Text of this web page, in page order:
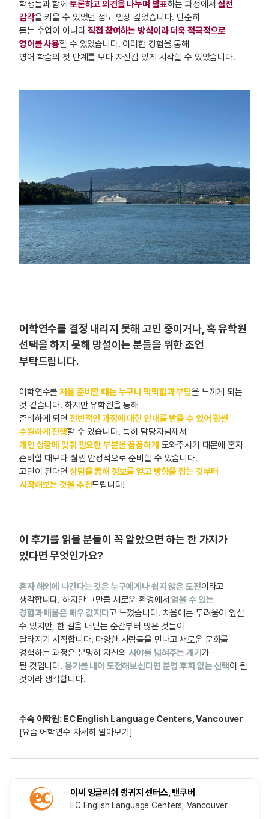
학생들과 함께 토론하고 의견을 나누며 발표하는 과정에서 실전
감각을 키울 수 있었던 점도 인상 깊었습니다. 단순히
듣는 수업이 아니라직접 참여하는 방식이라 더욱 적극적으로
영어를 사용할 수 있었습니다. 이러한 경험을 통해
영어 학습의 첫 단계를 보다 자신감 있게 시작할 수 있었습니다.
어학연수를 결정 내리지 못해 고민 중이거나, 혹 유학원
선택을 하지 못해 망설이는 분들을 위한 조언
부탁드립니다.
어학연수를 처음 준비할 때는 누구나 막막함과 부담을 느끼게 되는
것 같습니다. 하지만 유학원을 통해
준비하게 되면 전반적인 과정에 대한 안내를 받을 수 있어 훨씬
수월하게 진행할 수 있습니다. 특히 담당자님께서
개인 상황에 맞춰 필요한 부분을 꼼꼼하게 도와주시기 때문에 혼자
준비할 때보다 훨씬 안정적으로 준비할 수 있습니다.
고민이 된다면 상담을 통해 정보를 얻고 방향을 잡는 것부터
시작해보는 것을 추천드립니다!
이 후기를 읽을 분들이 꼭 알았으면 하는 한 가지가
있다면 무엇인가요?
혼자 해외에 나간다는 것은 누구에게나 쉽지 않은 도전이라고
생각합니다. 하지만 그만큼 새로운 환경에서 얻을 수 있는
경험과 배움은 매우 값지다고 느꼈습니다. 처음에는 두려움이 앞설
수 있지만, 한 걸음 내딛는 순간부터 많은 것들이
달라지기 시작합니다. 다양한 사람들을 만나고 새로운 문화를
경험하는 과정은 분명히 자신의 시야를 넓혀주는 계기 가
될 것입니다. 용기를 내어 도전해보신다면 분명 후회 없는 선택이 될
것이라 생각합니다.
수속 어학원: EC English Language Centers, Vancouver
[요즘 어학연수 자세히 알아보기]
이씨 잉글리쉬 랭귀지 센터스, 밴쿠버
EC English Language Centers, Vancouver